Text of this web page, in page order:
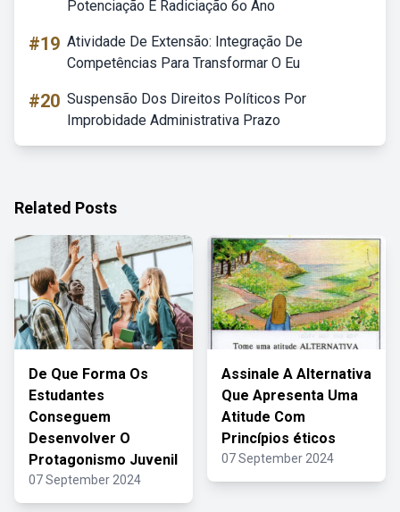
Potenciação E Radiciação 6o Ano
#19 Atividade De Extensão: Integração De
Competências Para Transformar O Eu
#20 Suspensão Dos Direitos Políticos Por
Improbidade Administrativa Prazo
Related Posts
De Que Forma Os
Estudantes
Conseguem
Desenvolver O
Protagonismo Juvenil
07 September 2024
Assinale A Alternativa
Que Apresenta Uma
Atitude Com
Princípios éticos
07 September 2024